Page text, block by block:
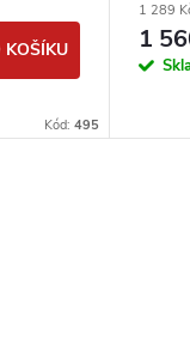
KOŠÍKU
Kód: 495
1 289
1